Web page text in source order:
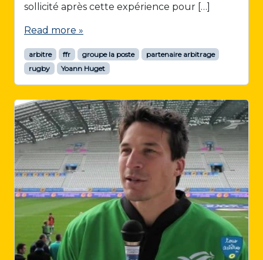
sollicité après cette expérience pour […]
Read more »
arbitre ffr groupe la poste
partenaire arbitrage
rugby
Yoann Huget